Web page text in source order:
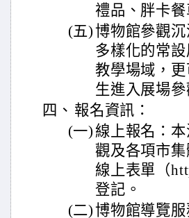
禮品、胖卡
(五)博物館參觀
多樣化的常
教學場域，
生進入展場
四、 報名資訊：
(一)線上報名：
觀及各項市
線上表單（
登記。
(二)博物館導覽服